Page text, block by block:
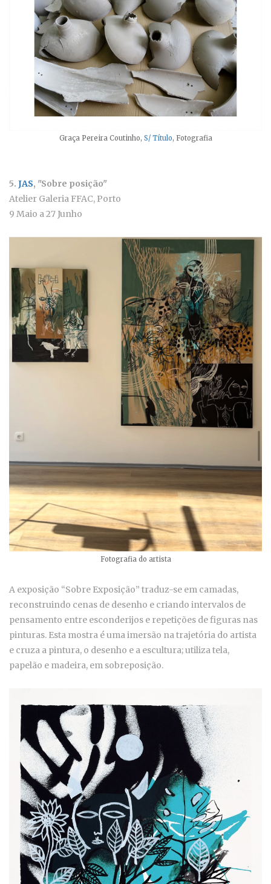
Graça Pereira Coutinho, S/ Título, Fotografia
5. JAS, "Sobre posição"
Atelier Galeria FFAC, Porto
9 Maio a 27 Junho
Fotografia do artista
A exposição “Sobre Exposição” traduz-se em camadas,
reconstruindo cenas de desenho e criando intervalos de
pensamento entre esconderijos e repetições de figuras nas
pinturas. Esta mostra é uma imersão na trajetória do artista
e cruza a pintura, o desenho e a escultura; utiliza tela,
papelão e madeira, em sobreposição.